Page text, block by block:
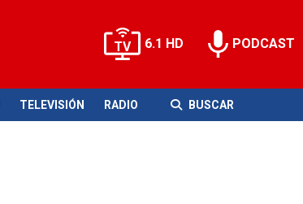
6.1 HD PODCAST
TELEVISIÓN RADIO BUSCAR